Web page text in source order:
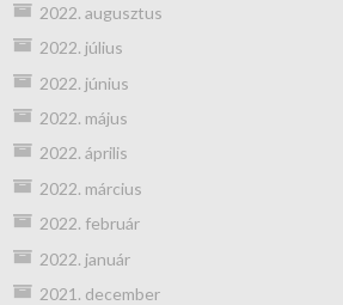
2022. augusztus
2022. július
2022. június
2022. május
2022. április
2022. március
2022. február
2022. január
2021. december